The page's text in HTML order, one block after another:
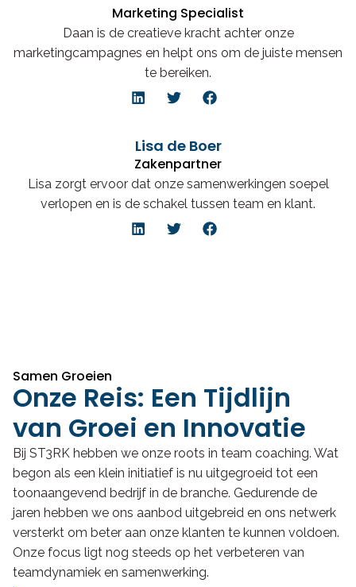
Marketing Specialist
Daan is de creatieve kracht achter onze
marketingcampagnes en helpt ons om de juiste mensen
te bereiken.
Lisa de Boer
Zakenpartner
Lisa zorgt ervoor dat onze samenwerkingen soepel
verlopen en is de schakel tussen team en klant.
Samen Groeien
Onze Reis: Een Tijdlijn
van Groei en Innovatie
Bij ST3RK hebben we onze roots in team coaching. Wat
begon als een klein initiatief is nu uitgegroeid tot een
toonaangevend bedrijf in de branche. Gedurende de
jaren hebben we ons aanbod uitgebreid en ons netwerk
versterkt om beter aan onze klanten te kunnen voldoen.
Onze focus ligt nog steeds op het verbeteren van
teamdynamiek en samenwerking.